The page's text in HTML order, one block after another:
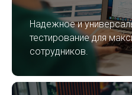
Надежное и
тестирование для
сотрудников.